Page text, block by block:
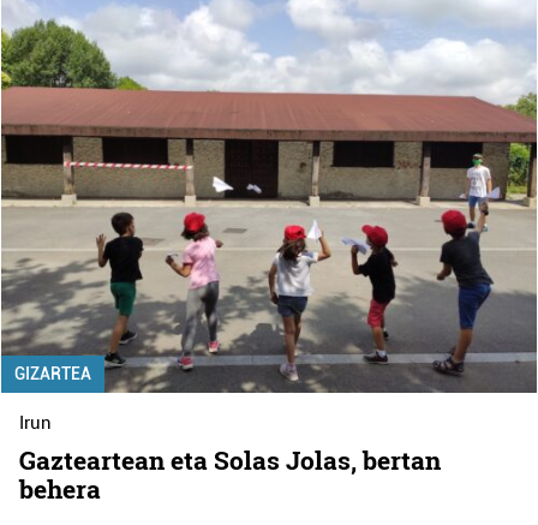
GIZARTEA
Irun
Gazteartean eta Solas Jolas, bertan
behera